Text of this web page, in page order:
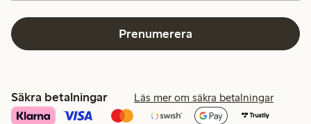
Prenumerera
Säkra betalningar Läs mer om säkra betalningar